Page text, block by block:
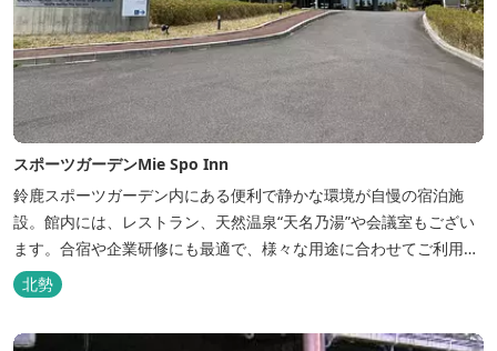
スポーツガーデンMie Spo Inn
鈴鹿スポーツガーデン内にある便利で静かな環境が自慢の宿泊施
設。館内には、レストラン、天然温泉“天名乃湯”や会議室もござい
ます。合宿や企業研修にも最適で、様々な用途に合わせてご利用頂
けます。
北勢